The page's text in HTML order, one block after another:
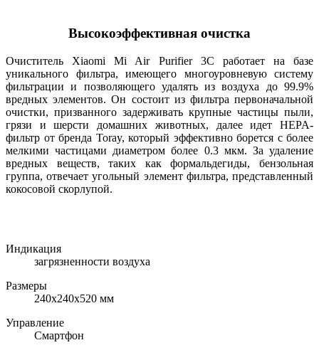
Высокоэффективная очистка
Очиститель Xiaomi Mi Air Purifier 3C работает на базе
уникального фильтра, имеющего многоуровневую систему
фильтрации и позволяющего удалять из воздуха до 99.9%
вредных элементов. Он состоит из фильтра первоначальной
очистки, призванного задерживать крупные частицы пыли,
грязи и шерсти домашних животных, далее идет HEPA-
фильтр от бренда Toray, который эффективно борется с более
мелкими частицами диаметром более 0.3 мкм. За удаление
вредных веществ, таких как формальдегиды, бензольная
группа, отвечает угольный элемент фильтра, представленный
кокосовой скорлупой.
Индикация
загрязненности воздуха
Размеры
240х240х520 мм
Управление
Смартфон